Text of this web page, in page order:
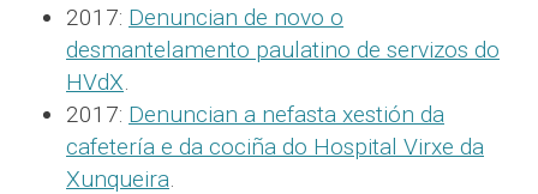
2017: Denuncian de novo o
desmantelamento paulatino de servizos do
HVdX
2017: Denuncian a nefasta xestión da
cafetería e da cociña do Hospital Virxe da
Xunqueira